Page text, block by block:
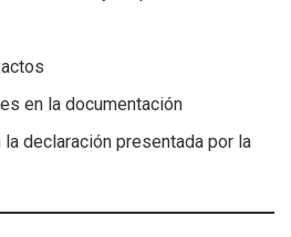
en la documentación
declaración presentada por la